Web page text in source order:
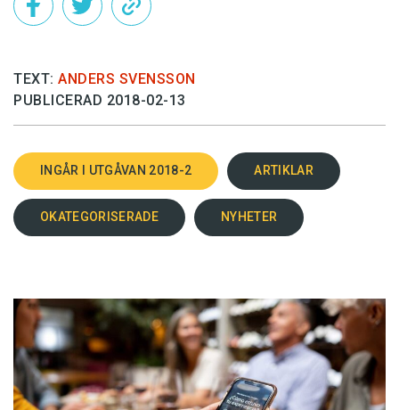
TEXT: ANDERS SVENSSON
PUBLICERAD 2018-02-13
INGÅR I UTGÅVAN 2018-2 ARTIKLAR
OKATEGORISERADE NYHETER